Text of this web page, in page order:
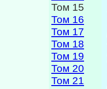
Том 15
Том 16
Том 17
Том 18
Том 19
Том 20
Том 21